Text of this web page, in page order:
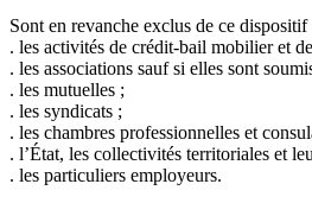
Sont en revanche exclus de ce
. les activités de crédit-bail mobilier et
. les associations sauf si elles sont
. les mutuelles ;
. les syndicats ;
. les chambres professionnelles et
. l’État, les collectivités territoriales et
. les particuliers employeurs.